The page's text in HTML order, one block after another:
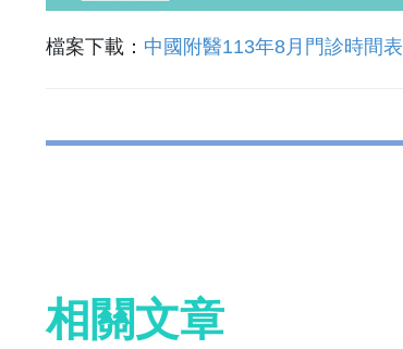
檔案下載： 中國附醫113年8月門診時間表
相關文章